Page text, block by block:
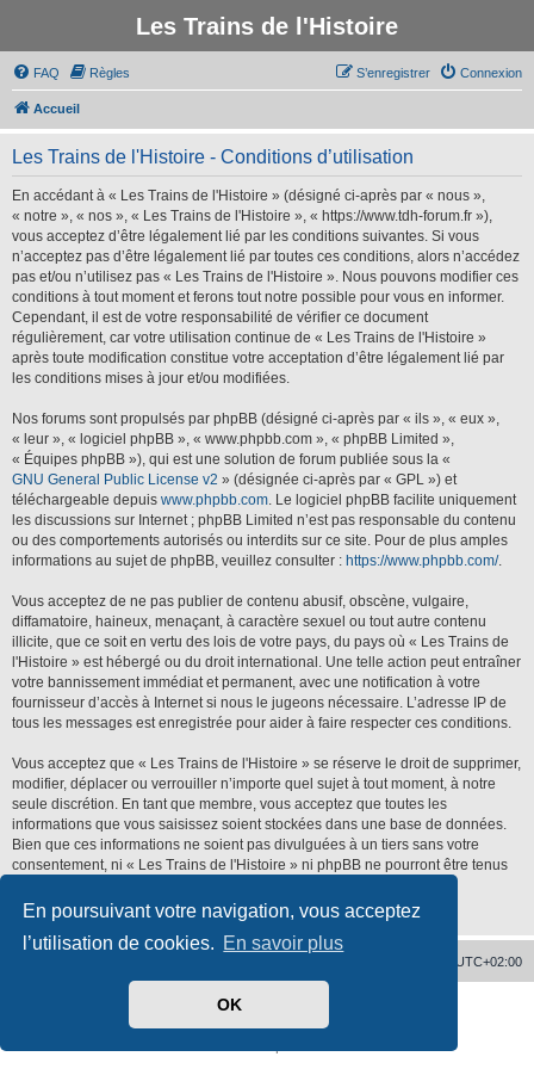
En poursuivant votre navigation, vous acceptez
l’utilisation de cookies. En savoir plus
OK
Les Trains de l'Histoire
FAQ Règles Connexion
S’enregistrer
Accueil
Les Trains de l'Histoire - Conditions d’utilisation
En accédant à « Les Trains de l'Histoire » (désigné ci-après par « nous »,
« notre », « nos », « Les Trains de l'Histoire », « https://www.tdh-forum.fr »),
vous acceptez d’être légalement lié par les conditions suivantes. Si vous
n’acceptez pas d’être légalement lié par toutes ces conditions, alors n’accédez
pas et/ou n’utilisez pas « Les Trains de l'Histoire ». Nous pouvons modifier ces
conditions à tout moment et ferons tout notre possible pour vous en informer.
Cependant, il est de votre responsabilité de vérifier ce document
régulièrement, car votre utilisation continue de « Les Trains de l'Histoire »
après toute modification constitue votre acceptation d’être légalement lié par
les conditions mises à jour et/ou modifiées.
Nos forums sont propulsés par phpBB (désigné ci-après par « ils », « eux »,
« leur », « logiciel phpBB », « www.phpbb.com », « phpBB Limited »,
« Équipes phpBB »), qui est une solution de forum publiée sous la «
GNU General Public License v2 » (désignée ci-après par « GPL ») et
téléchargeable depuis www.phpbb.com. Le logiciel phpBB facilite uniquement
les discussions sur Internet ; phpBB Limited n’est pas responsable du contenu
ou des comportements autorisés ou interdits sur ce site. Pour de plus amples
informations au sujet de phpBB, veuillez consulter : https://www.phpbb.com/.
Vous acceptez de ne pas publier de contenu abusif, obscène, vulgaire,
diffamatoire, haineux, menaçant, à caractère sexuel ou tout autre contenu
illicite, que ce soit en vertu des lois de votre pays, du pays où « Les Trains de
l'Histoire » est hébergé ou du droit international. Une telle action peut entraîner
votre bannissement immédiat et permanent, avec une notification à votre
fournisseur d’accès à Internet si nous le jugeons nécessaire. L’adresse IP de
tous les messages est enregistrée pour aider à faire respecter ces conditions.
Vous acceptez que « Les Trains de l'Histoire » se réserve le droit de supprimer,
modifier, déplacer ou verrouiller n’importe quel sujet à tout moment, à notre
seule discrétion. En tant que membre, vous acceptez que toutes les
informations que vous saisissez soient stockées dans une base de données.
Bien que ces informations ne soient pas divulguées à un tiers sans votre
consentement, ni « Les Trains de l'Histoire » ni phpBB ne pourront être tenus
compromission des données.
UTC+02:00
phpBB ® Forum Software © phpBB Limited
phpBB-fr.com